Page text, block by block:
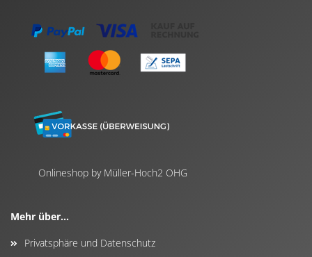
Onlineshop by Müller-Hoch2 OHG
Mehr über...
Privatsphäre und Datenschutz